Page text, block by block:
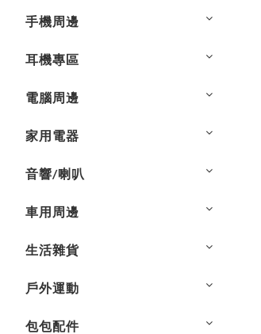
手機周邊
耳機專區
電腦周邊
家用電器
音響/喇叭
車用周邊
生活雜貨
戶外運動
包包配件